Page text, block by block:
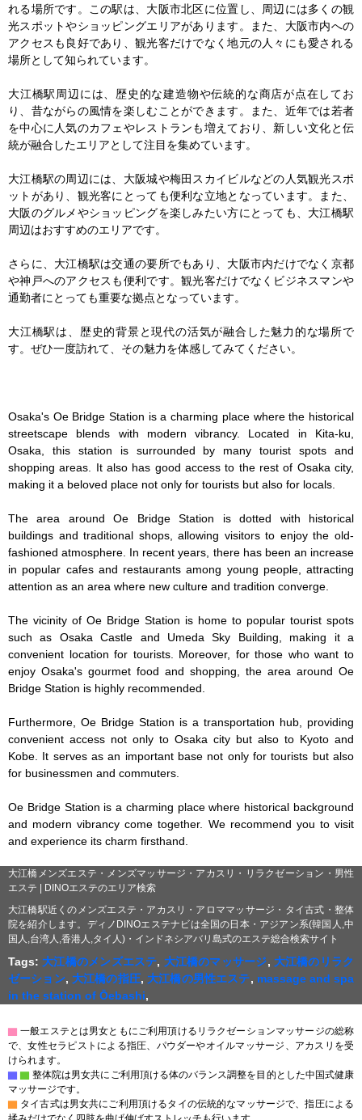
れる場所です。この駅は、大阪市北区に位置し、周辺には多くの観
光スポットやショッピングエリアがあります。また、大阪市内への
アクセスも良好であり、観光客だけでなく地元の人々にも愛される
場所として知られています。
大江橋駅周辺には、歴史的な建造物や伝統的な商店が点在してお
り、昔ながらの風情を楽しむことができます。また、近年では若者
を中心に人気のカフェやレストランも増えており、新しい文化と伝
統が融合したエリアとして注目を集めています。
大江橋駅の周辺には、大阪城や梅田スカイビルなどの人気観光スポ
ットがあり、観光客にとっても便利な立地となっています。また、
大阪のグルメやショッピングを楽しみたい方にとっても、大江橋駅
周辺はおすすめのエリアです。
さらに、大江橋駅は交通の要所でもあり、大阪市内だけでなく京都
や神戸へのアクセスも便利です。観光客だけでなくビジネスマンや
通勤者にとっても重要な拠点となっています。
大江橋駅は、歴史的背景と現代の活気が融合した魅力的な場所で
す。ぜひ一度訪れて、その魅力を体感してみてください。
Osaka's Oe Bridge Station is a charming place where the historical
streetscape blends with modern vibrancy. Located in Kita-ku,
Osaka, this station is surrounded by many tourist spots and
shopping areas. It also has good access to the rest of Osaka city,
making it a beloved place not only for tourists but also for locals.
The area around Oe Bridge Station is dotted with historical
buildings and traditional shops, allowing visitors to enjoy the old-
fashioned atmosphere. In recent years, there has been an increase
in popular cafes and restaurants among young people, attracting
attention as an area where new culture and tradition converge.
The vicinity of Oe Bridge Station is home to popular tourist spots
such as Osaka Castle and Umeda Sky Building, making it a
convenient location for tourists. Moreover, for those who want to
enjoy Osaka's gourmet food and shopping, the area around Oe
Bridge Station is highly recommended.
Furthermore, Oe Bridge Station is a transportation hub, providing
convenient access not only to Osaka city but also to Kyoto and
Kobe. It serves as an important base not only for tourists but also
for businessmen and commuters.
Oe Bridge Station is a charming place where historical background
and modern vibrancy come together. We recommend you to visit
and experience its charm firsthand.
大江橋メンズエステ・メンズマッサージ・アカスリ・リラクゼーション・男性
エステ | DINOエステのエリア検索
大江橋駅近くのメンズエステ・アカスリ・アロママッサージ・タイ古式・整体
院を紹介します。ディノDINOエステナビは全国の日本・アジアン系(韓国人,中
国人,台湾人,香港人,タイ人)・インドネシアバリ島式のエステ総合検索サイト
Tags: 大江橋のメンズエステ, 大江橋のマッサージ, 大江橋のリラク
ゼーション, 大江橋の指圧, 大江橋の男性エステ, massage and spa
in the station of Ōebashi,
▇ 一般エステとは男女ともにご利用頂けるリラクゼーションマッサージの総称
で、女性セラピストによる指圧、パウダーやオイルマッサージ、アカスリを受
けられます。
▇ ▇ 整体院は男女共にご利用頂ける体のバランス調整を目的とした中国式健康
マッサージです。
▇ タイ古式は男女共にご利用頂けるタイの伝統的なマッサージで、指圧による